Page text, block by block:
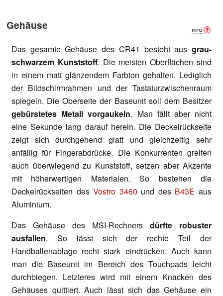
Gehäuse
Das gesamte Gehäuse des CR41 besteht aus grau-
schwarzem Kunststoff. Die meisten Oberflächen sind
in einem matt glänzendem Farbton gehalten. Lediglich
der Bildschirmrahmen und der Tastaturzwischenraum
spiegeln. Die Oberseite der Baseunit soll dem Besitzer
gebürstetes Metall vorgaukeln. Man fällt aber nicht
eine Sekunde lang darauf herein. Die Deckelrückseite
zeigt sich durchgehend glatt und gleichzeitig sehr
anfällig für Fingerabdrücke. Die Konkurrenten greifen
auch überwiegend zu Kunststoff, setzen aber Akzente
mit höherwertigen Materialen. So bestehen die
Deckelrückseiten desVostro 3460 und des B43E aus
Aluminium.
Das Gehäuse des MSI-Rechners dürfte robuster
ausfallen. So lässt sich der rechte Teil der
Handballenablage recht stark eindrücken. Auch kann
man die Baseunit im Bereich des Touchpads leicht
durchbiegen. Letzteres wird mit einem Knacken des
Gehäuses quittiert. Auch lässt sich das Gehäuse ein